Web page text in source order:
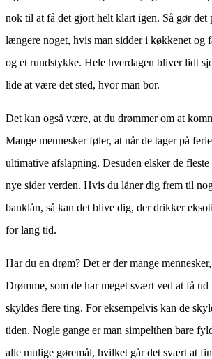
nok til at få det gjort helt klart igen. Så gør det
længere noget, hvis man sidder i køkkenet og
og et rundstykke. Hele hverdagen bliver lidt
lide at være det sted, hvor man bor.
Det kan også være, at du drømmer om at
Mange mennesker føler, at når de tager på
ultimative afslapning. Desuden elsker de
nye sider verden. Hvis du låner dig frem til
banklån, så kan det blive dig, der drikker
for lang tid.
Har du en drøm? Det er der mange
Drømme, som de har meget svært ved at få
skyldes flere ting. For eksempelvis kan de
tiden. Nogle gange er man simpelthen bare
alle mulige gøremål, hvilket går det svært at